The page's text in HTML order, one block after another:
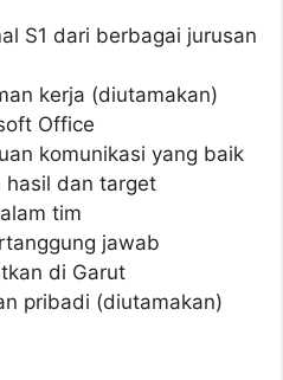
S1 dari berbagai jurusan
kerja (diutamakan)
Office
komunikasi yang baik
hasil dan target
tim
jawab
di Garut
pribadi (diutamakan)